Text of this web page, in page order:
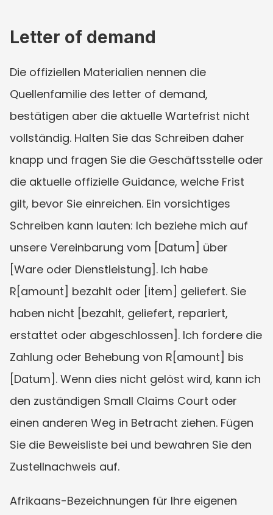
Letter of demand
Die offiziellen Materialien nennen die
Quellenfamilie des letter of demand,
bestätigen aber die aktuelle Wartefrist nicht
vollständig. Halten Sie das Schreiben daher
knapp und fragen Sie die Geschäftsstelle oder
die aktuelle offizielle Guidance, welche Frist
gilt, bevor Sie einreichen. Ein vorsichtiges
Schreiben kann lauten: Ich beziehe mich auf
unsere Vereinbarung vom [Datum] über
[Ware oder Dienstleistung]. Ich habe
R[amount] bezahlt oder [item] geliefert. Sie
haben nicht [bezahlt, geliefert, repariert,
erstattet oder abgeschlossen]. Ich fordere die
Zahlung oder Behebung von R[amount] bis
[Datum]. Wenn dies nicht gelöst wird, kann ich
den zuständigen Small Claims Court oder
einen anderen Weg in Betracht ziehen. Fügen
Sie die Beweisliste bei und bewahren Sie den
Zustellnachweis auf.
Afrikaans-Bezeichnungen für Ihre eigenen